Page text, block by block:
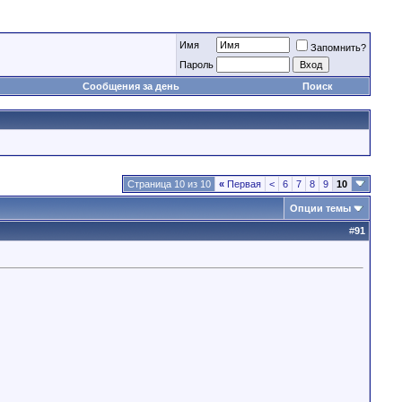
Имя
Запомнить?
Пароль
Сообщения за день
Поиск
Страница 10 из 10 « Первая < 6 7 8 9 10
Опции темы
#91